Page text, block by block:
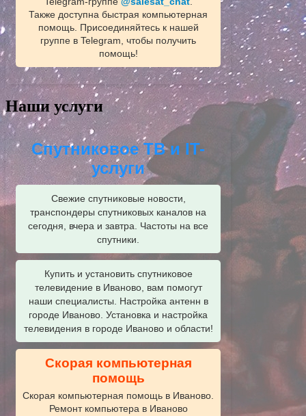
Также доступна быстрая компьютерная
помощь. Присоединяйтесь к нашей
группе в Telegram, чтобы получить
помощь!
Наши услуги
Спутниковое ТВ и IT-
услуги
Свежие спутниковые новости,
транспондеры спутниковых каналов на
сегодня, вчера и завтра. Частоты на все
спутники.
Купить и установить спутниковое
телевидение в Иваново, вам помогут
наши специалисты. Настройка антенн в
городе Иваново. Установка и настройка
телевидения в городе Иваново и области!
Скорая компьютерная
помощь
Скорая компьютерная помощь в Иваново.
Ремонт компьютера в Иваново